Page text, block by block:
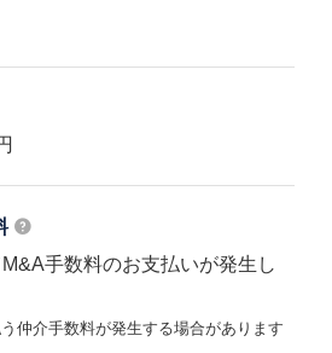
手数料のお支払いが発生し
仲介手数料が発生する場合があります